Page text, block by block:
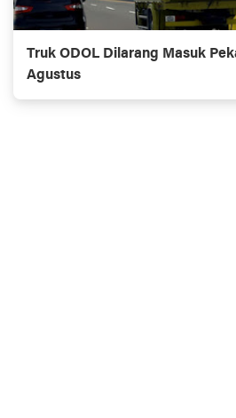
Truk ODOL Dilarang Masuk
Agustus